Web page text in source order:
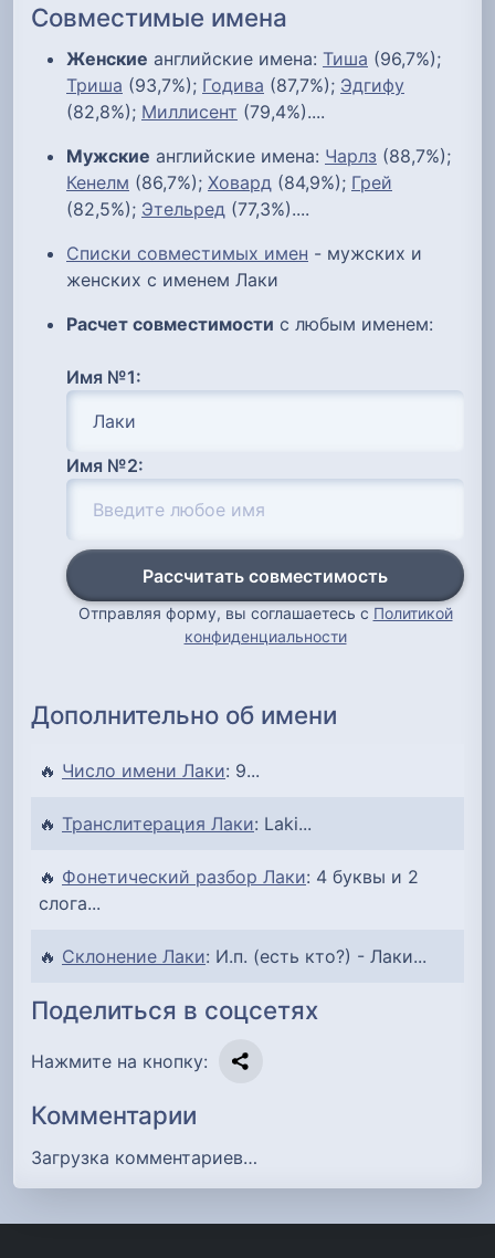
Совместимые имена
Женские английские имена: Тиша (96,7%);
Триша (93,7%); Годива (87,7%); Эдгифу
(82,8%); Миллисент (79,4%)....
Мужские английские имена: Чарлз (88,7%);
Кенелм (86,7%); Ховард (84,9%); Грей
(82,5%); Этельред (77,3%)....
Списки совместимых имен - мужских и
женских с именем Лаки
Расчет совместимости с любым именем:
Имя №1:
Имя №2:
Рассчитать совместимость
Отправляя форму, вы соглашаетесь с Политикой
конфиденциальности
Дополнительно об имени
🔥 Число имени Лаки: 9...
🔥 Транслитерация Лаки: Laki...
🔥 Фонетический разбор Лаки: 4 буквы и 2
слога...
🔥 Склонение Лаки: И.п. (есть кто?) - Лаки...
Поделиться в соцсетях
Нажмите на кнопку:
Комментарии
Загрузка комментариев…